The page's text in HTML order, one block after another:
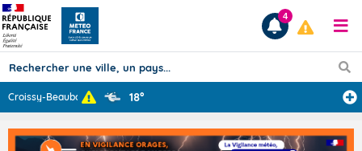
Prévisions
4
Croissy-Beaubou... 18°